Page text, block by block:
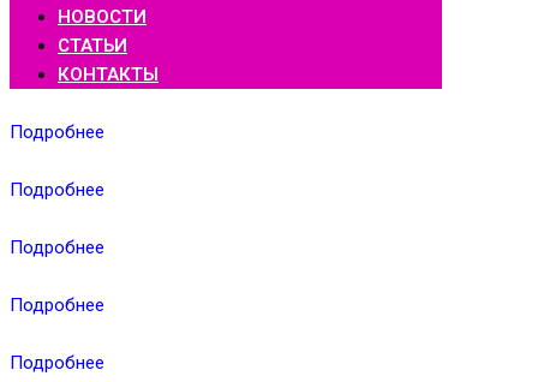
НОВОСТИ
СТАТЬИ
КОНТАКТЫ
Подробнее
Подробнее
Подробнее
Подробнее
Подробнее